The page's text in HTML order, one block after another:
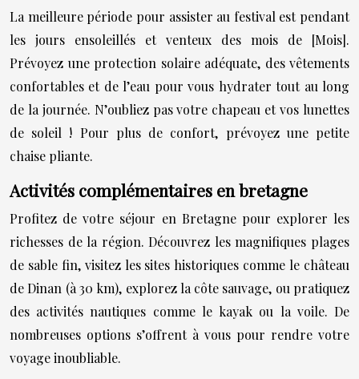
La meilleure période pour assister au festival est pendant
les jours ensoleillés et venteux des mois de [Mois].
Prévoyez une protection solaire adéquate, des vêtements
confortables et de l’eau pour vous hydrater tout au long
de la journée. N’oubliez pas votre chapeau et vos lunettes
de soleil ! Pour plus de confort, prévoyez une petite
chaise pliante.
Activités complémentaires en bretagne
Profitez de votre séjour en Bretagne pour explorer les
richesses de la région. Découvrez les magnifiques plages
de sable fin, visitez les sites historiques comme le château
de Dinan (à 30 km), explorez la côte sauvage, ou pratiquez
des activités nautiques comme le kayak ou la voile. De
nombreuses options s’offrent à vous pour rendre votre
voyage inoubliable.